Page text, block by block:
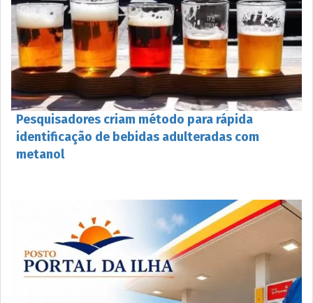
Pesquisadores criam método para rápida
identificação de bebidas adulteradas com
metanol